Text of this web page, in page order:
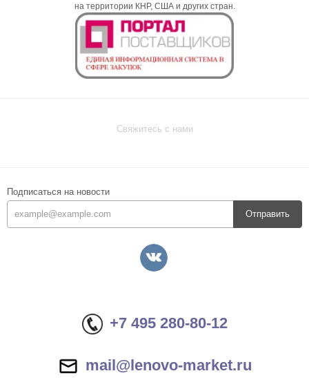
на территории КНР, США и других стран.
Свяжитесь с нами
Подписаться на новости
Отправить
+7 495 280-80-12
mail@lenovo-market.ru